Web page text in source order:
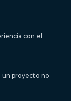
con el
un proyecto no